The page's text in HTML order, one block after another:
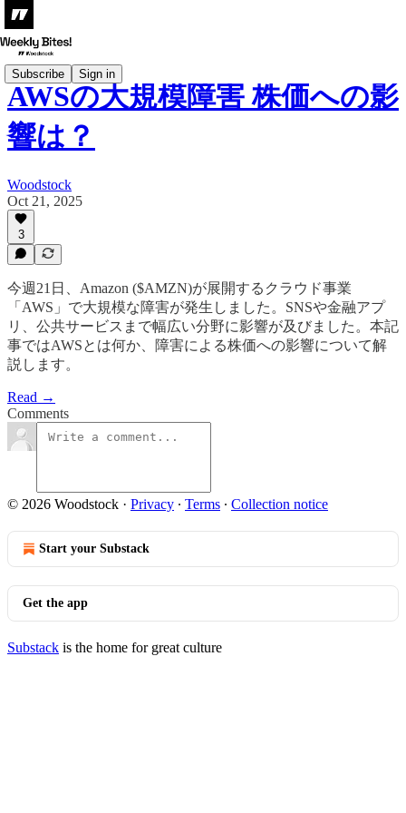
Subscribe Sign in
AWSの大規模障害 株価への影
響は？
Woodstock
Oct 21, 2025
3
今週21日、Amazon ($AMZN)が展開するクラウド事業
「AWS」で大規模な障害が発生しました。SNSや金融アプ
リ、公共サービスまで幅広い分野に影響が及びました。本記
事ではAWSとは何か、障害による株価への影響について解
説します。
Read →
Comments
© 2026 Woodstock · Privacy ∙ Terms ∙ Collection notice
Start your Substack
Get the app
Substack is the home for great culture